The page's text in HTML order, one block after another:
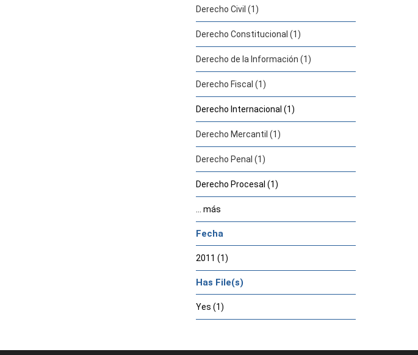
Derecho Civil (1)
Derecho Constitucional (1)
Derecho de la Información (1)
Derecho Fiscal (1)
Derecho Internacional (1)
Derecho Mercantil (1)
Derecho Penal (1)
Derecho Procesal (1)
... más
Fecha
2011 (1)
Has File(s)
Yes (1)